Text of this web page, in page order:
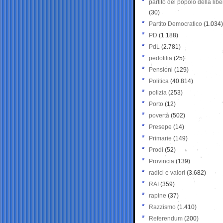
partito del popolo della
(30)
Partito Democratico (1.034)
PD (1.188)
PdL (2.781)
pedofilia (25)
Pensioni (129)
Politica (40.814)
polizia (253)
Porto (12)
povertà (502)
Presepe (14)
Primarie (149)
Prodi (52)
Provincia (139)
radici e valori (3.682)
RAI (359)
rapine (37)
Razzismo (1.410)
Referendum (200)